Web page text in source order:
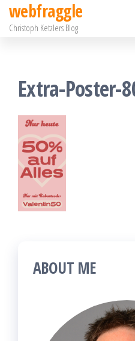
Zum
Inhalt
webfraggle
Christoph Ketzlers Blog
Extra-Poster-
ABOUT ME